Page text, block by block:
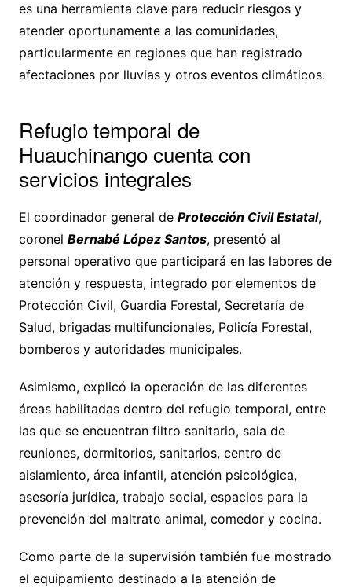
es una herramienta clave para reducir riesgos y
atender oportunamente a las comunidades,
particularmente en regiones que han registrado
afectaciones por lluvias y otros eventos climáticos.
Refugio temporal de
Huauchinango cuenta con
servicios integrales
El coordinador general de Protección Civil Estatal,
coronel Bernabé López Santos, presentó al
personal operativo que participará en las labores de
atención y respuesta, integrado por elementos de
Protección Civil, Guardia Forestal, Secretaría de
Salud, brigadas multifuncionales, Policía Forestal,
bomberos y autoridades municipales.
Asimismo, explicó la operación de las diferentes
áreas habilitadas dentro del refugio temporal, entre
las que se encuentran filtro sanitario, sala de
reuniones, dormitorios, sanitarios, centro de
aislamiento, área infantil, atención psicológica,
asesoría jurídica, trabajo social, espacios para la
prevención del maltrato animal, comedor y cocina.
Como parte de la supervisión también fue mostrado
el equipamiento destinado a la atención de